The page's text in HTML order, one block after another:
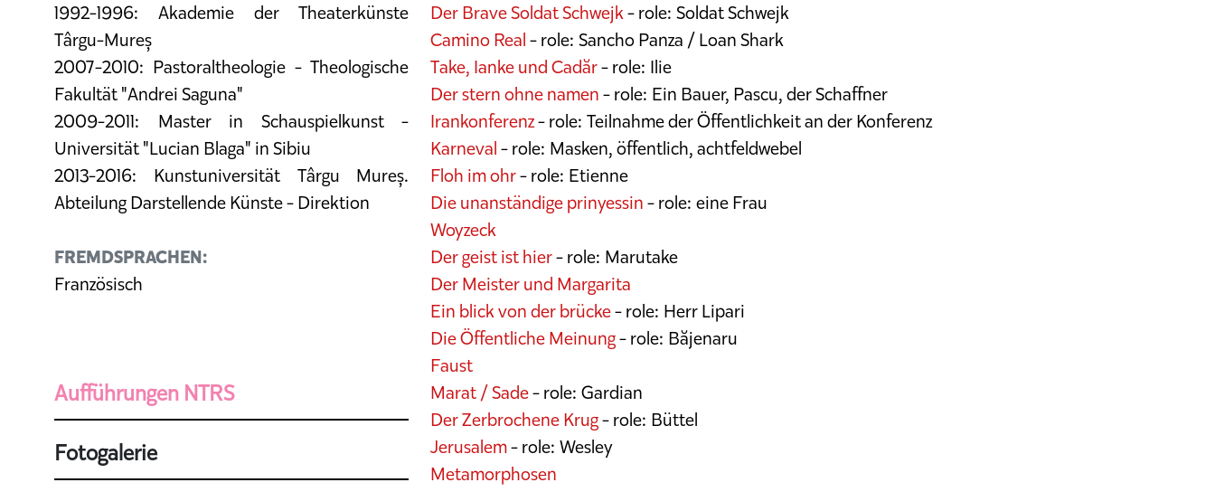
1992-1996: Akademie der Theaterkünste
Târgu-Mureș
2007-2010: Pastoraltheologie - Theologische
Fakultät "Andrei Saguna"
2009-2011: Master in Schauspielkunst -
Universität "Lucian Blaga" in Sibiu
2013-2016: Kunstuniversität Târgu Mureș.
Abteilung Darstellende Künste - Direktion
FREMDSPRACHEN:
Französisch
Aufführungen NTRS
Fotogalerie
Der Brave Soldat Schwejk- role: Soldat Schwejk
Camino Real- role: Sancho Panza / Loan Shark
Take, Ianke und Cadăr- role: Ilie
Der stern ohne namen- role: Ein Bauer, Pascu, der Schaffner
Irankonferenz- role: Teilnahme der Öffentlichkeit an der Konferenz
Karneval- role: Masken, öffentlich, achtfeldwebel
Floh im ohr- role: Etienne
Die unanständige prinyessin- role: eine Frau
Woyzeck
Der geist ist hier- role: Marutake
Der Meister und Margarita
Ein blick von der brücke- role: Herr Lipari
Die Öffentliche Meinung- role: Băjenaru
Faust
Marat / Sade- role: Gardian
Der Zerbrochene Krug- role: Büttel
Jerusalem- role: Wesley
Metamorphosen